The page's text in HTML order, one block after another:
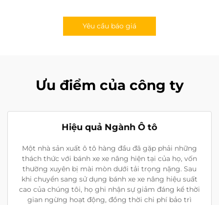
Yêu cầu báo giá
Ưu điểm của công ty
Hiệu quả Ngành Ô tô
Một nhà sản xuất ô tô hàng đầu đã gặp phải những
thách thức với bánh xe xe nâng hiện tại của họ, vốn
thường xuyên bị mài mòn dưới tải trọng nặng. Sau
khi chuyển sang sử dụng bánh xe xe nâng hiệu suất
cao của chúng tôi, họ ghi nhận sự giảm đáng kể thời
gian ngừng hoạt động, đồng thời chi phí bảo trì